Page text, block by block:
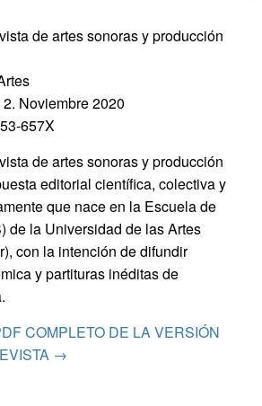
de artes sonoras y producción
Noviembre 2020
657X
de artes sonoras y producción
editorial científica, colectiva y
que nace en la Escuela de
de la Universidad de las Artes
con la intención de difundir
y partituras inéditas de
COMPLETO DE LA VERSIÓN
→